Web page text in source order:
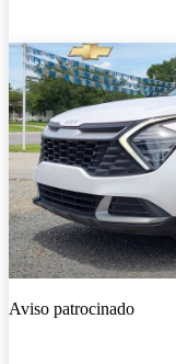
Aviso patrocinado